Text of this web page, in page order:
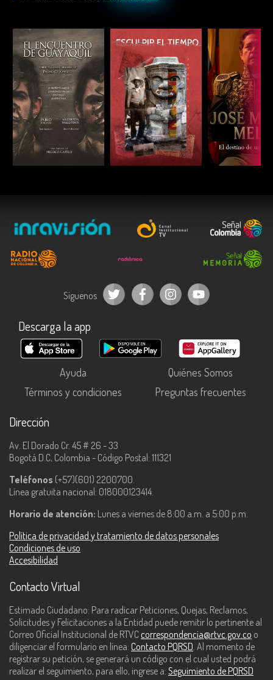
ESCUCHAR ESCUCHAR
Síguenos
Descarga la app
Ayuda
Quiénes Somos
Términos y condiciones
Preguntas frecuentes
Dirección
Av. El Dorado Cr. 45 # 26 - 33
Bogotá D.C, Colombia - Código Postal: 111321
Teléfonos (+57)(601) 2200700.
Línea gratuita nacional: 018000123414.
Horario de atención: Lunes a viernes de 8:00 a.m. a 5:00 p.m.
Política de privacidad y tratamiento de datos personales
Condiciones de uso
Accesibilidad
Contacto Virtual
Estimado Ciudadano: Para radicar Peticiones, Quejas, Reclamos,
Solicitudes y Felicitaciones a la Entidad puede remitir lo pertinente al
Correo Oficial Institucional de RTVC correspondencia@rtvc.gov.co o
diligenciar el formulario en línea: Contacto PQRSD. Al momento de
registrar su petición, se generará un código con el cual usted podrá
realizar el seguimiento, para ello, ingrese a: Seguimiento de PQRSD